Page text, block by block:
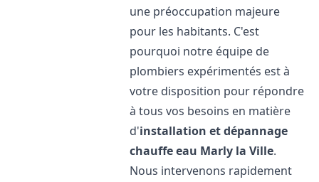
une préoccupation majeure
pour les habitants. C'est
pourquoi notre équipe de
plombiers expérimentés est à
votre disposition pour répondre
à tous vos besoins en matière
d'installation et dépannage
chauffe eau Marly la Ville.
Nous intervenons rapidement